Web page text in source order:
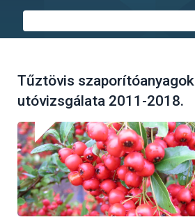
Tűztövis szaporítóanyagok
utóvizsgálata 2011-2018.